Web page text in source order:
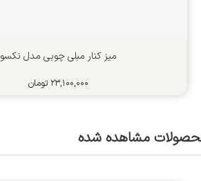
میز کنار مبلی چوبی مدل نکسو
۲۳,۱۰۰,۰۰۰ تومان
مشاهده شده